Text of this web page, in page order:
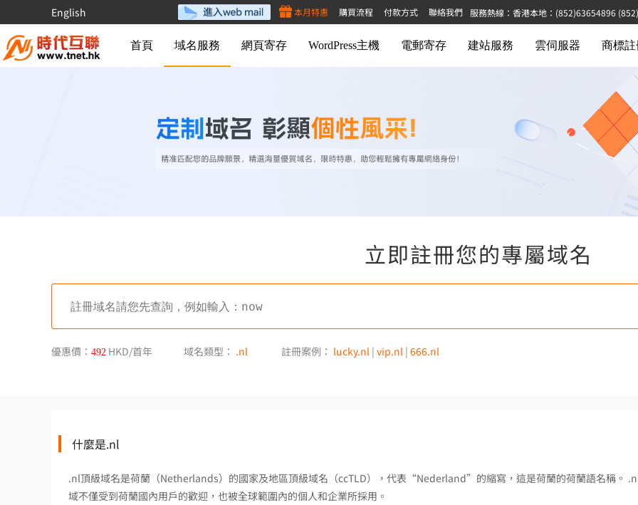
English 服務熱線：香港本地：(852)63654896
本月特惠 購買流程 付款方式 聯絡我們
首頁 域名服務 網頁寄存 WordPress主機 電郵寄存 建站服務 雲伺服器 商標註
立即註冊您的專屬域名
優惠價： 492 HKD/首年 域名類型： .nl 註冊案例： lucky.nl | vip.nl | 666.nl
什麼是.nl
.nl頂級域名是荷蘭（Netherlands）的國家及地區頂級域名（ccTLD），代表“Nederland”的縮寫，這是荷蘭的荷蘭語名稱。
域不僅受到荷蘭國內用戶的歡迎，也被全球範圍內的個人和企業所採用。